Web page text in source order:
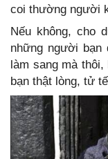
coi thường người
Nếu không, cho
những người bạn
làm sang mà
bạn thật lòng, tử